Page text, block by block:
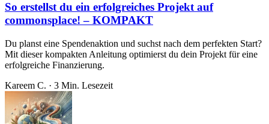
So erstellst du ein erfolgreiches Projekt auf
commonsplace! – KOMPAKT
Du planst eine Spendenaktion und suchst nach dem perfekten Start?
Mit dieser kompakten Anleitung optimierst du dein Projekt für eine
erfolgreiche Finanzierung.
Kareem C. · 3 Min. Lesezeit